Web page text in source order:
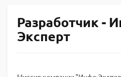
Разработчик -
Эксперт